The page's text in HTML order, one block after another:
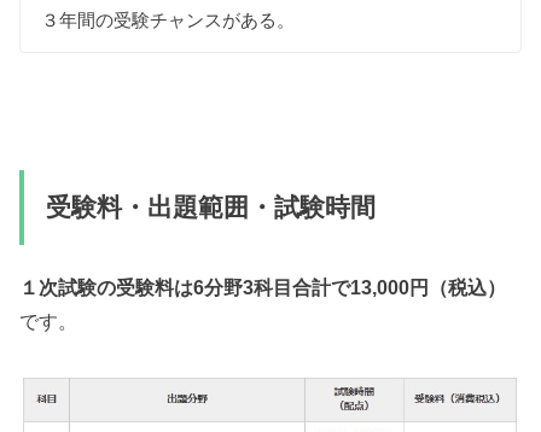
３年間の受験チャンスがある。
受験料・出題範囲・試験時間
１次試験の受験料は6分野3科目合計で13,000円（税込）
です。